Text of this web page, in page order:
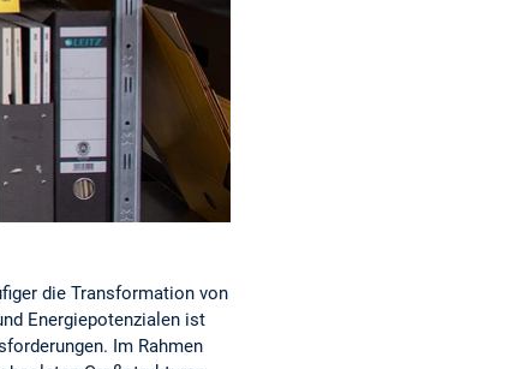
die Transformation von
Energiepotenzialen ist
Im Rahmen